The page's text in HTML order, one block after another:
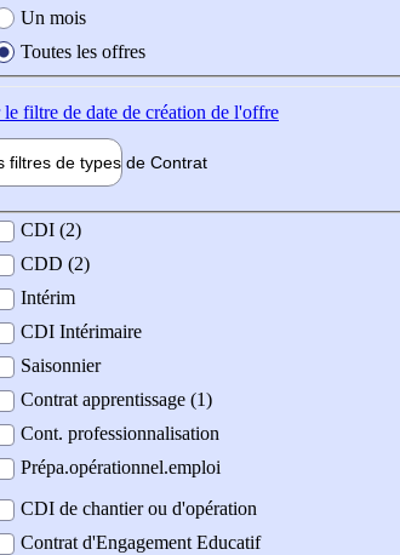
Un mois
Toutes les offres
le filtre de date de création de l'offre
filtres de types de Contrat
contrat
CDI (2)
CDD (2)
Intérim
CDI Intérimaire
Saisonnier
Contrat apprentissage (1)
Cont. professionnalisation
Prépa.opérationnel.emploi
CDI de chantier ou d'opération
Contrat d'Engagement Educatif